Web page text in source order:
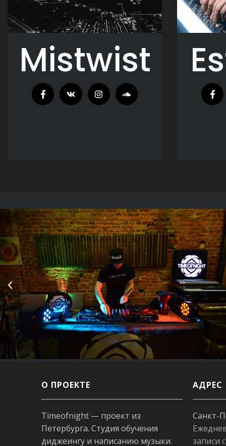
Mistwist
О ПРОЕКТЕ
Timeofnight — проект из
Петербурга. Студия обучения
диджеингу и написанию музыки.
АДРЕС
Санкт-
записи